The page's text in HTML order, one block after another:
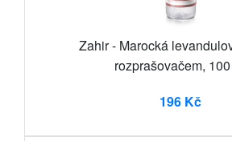
Zahir - Marocká
rozprašovačem,
196 Kč